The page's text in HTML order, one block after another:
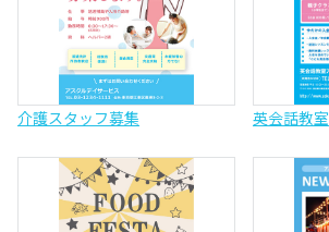
介護スタッフ募集 英会話教室